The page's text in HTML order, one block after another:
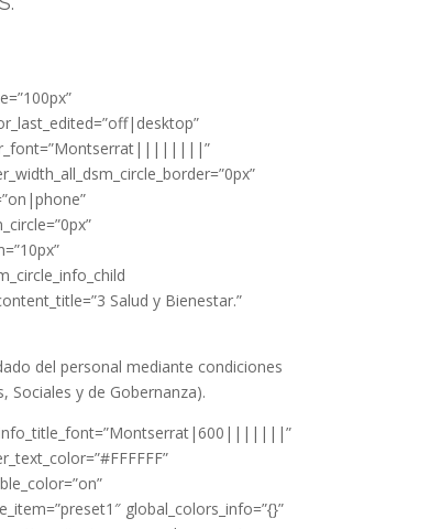
Salud y Bienestar.”
del personal mediante condiciones
Sociales y de Gobernanza).
global_colors_info=”{}”